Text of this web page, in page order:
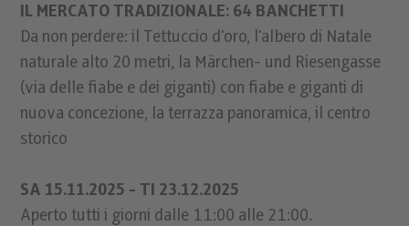
IL MERCATO TRADIZIONALE: 64 BANCHETTI
Da non perdere: il Tettuccio d'oro, l'albero di Natale
naturale alto 20 metri, la Märchen- und Riesengasse
(via delle fiabe e dei giganti) con fiabe e giganti di
nuova concezione, la terrazza panoramica, il centro
storico
SA 15.11.2025 - TI 23.12.2025
Aperto tutti i giorni dalle 11:00 alle 21:00.